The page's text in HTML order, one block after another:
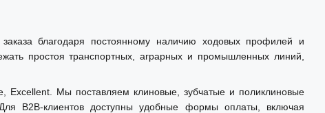
благодаря постоянному наличию ходовых профилей и
простоя транспортных, аграрных и промышленных линий,
Мы поставляем клиновые, зубчатые и поликлиновые
B2B-клиентов доступны удобные формы оплаты, включая